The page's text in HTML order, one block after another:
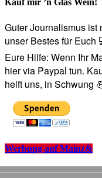
Kauf mir ’n Glas Wein!
Guter Journalismus ist
unser Bestes für Euch
Eure Hilfe: Wenn Ihr
hier via Paypal tun.
helft uns, in Schwung
Werbung auf Mainz&